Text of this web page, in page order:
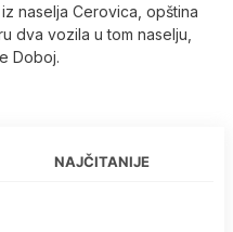
naselja Cerovica, opština
dva vozila u tom naselju,
Doboj.
NAJČITANIJE